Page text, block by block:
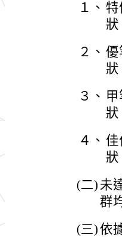
１、 特
狀
２、 優
狀
３、
狀
４、
狀
(二) 未
群
(三)依